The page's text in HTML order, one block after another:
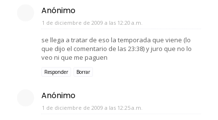
Anónimo
1 de diciembre de 2009 a las 12:20 a.m.
se llega a tratar de eso la temporada que viene (lo
que dijo el comentario de las 23:38) y juro que no lo
veo ni que me paguen
Responder Borrar
Anónimo
1 de diciembre de 2009 a las 12:25 a.m.